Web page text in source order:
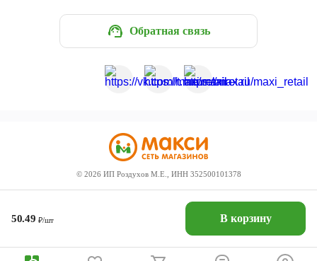
50.49₽/шт В корзину
Обратная связь
© 2026 ИП Роздухов М.Е., ИНН 352500101378